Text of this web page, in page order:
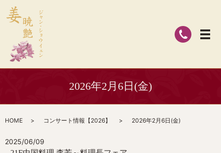
2026年2月6日(金)
HOME コンサート情報【2026】 2026年2月6日(金)
2025/06/09